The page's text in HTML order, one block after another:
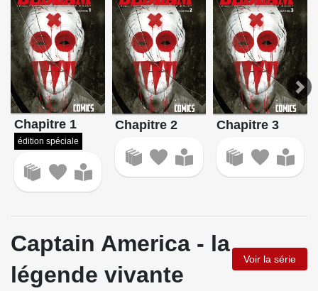
Chapitre 1
édition spéciale
Chapitre 2 Chapitre 3
Captain America - la
légende vivante
Voir la série